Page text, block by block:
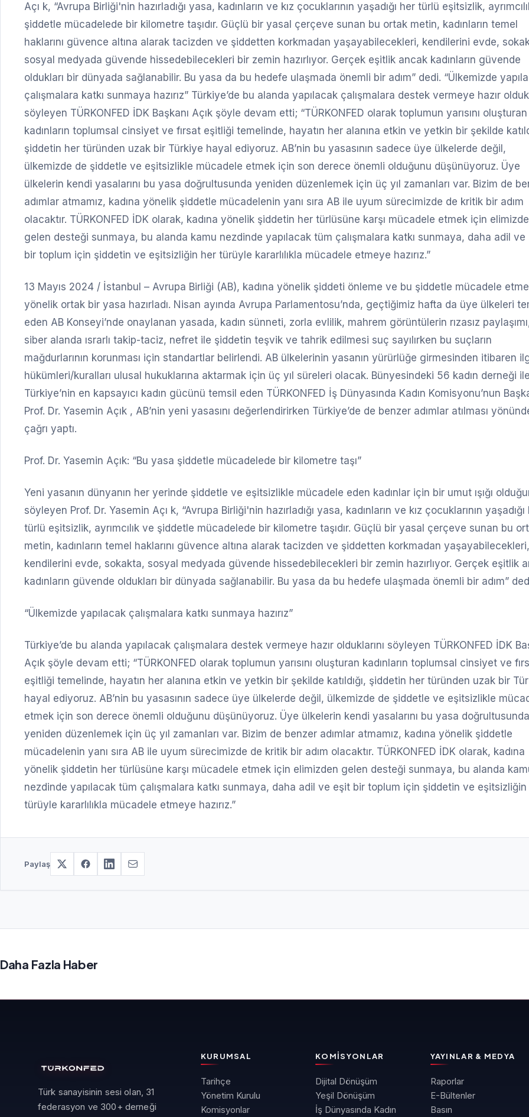
Açı k, “Avrupa Birliği'nin hazırladığı yasa, kadınların ve kız çocuklarının yaşadığı her türlü eşitsizlik,
şiddetle mücadelede bir kilometre taşıdır. Güçlü bir yasal çerçeve sunan bu ortak metin, kadınların temel
haklarını güvence altına alarak tacizden ve şiddetten korkmadan yaşayabilecekleri, kendilerini evde,
sosyal medyada güvende hissedebilecekleri bir zemin hazırlıyor. Gerçek eşitlik ancak kadınların güvende
oldukları bir dünyada sağlanabilir. Bu yasa da bu hedefe ulaşmada önemli bir adım” dedi. “Ülkemizde
çalışmalara katkı sunmaya hazırız” Türkiye’de bu alanda yapılacak çalışmalara destek vermeye hazır
söyleyen TÜRKONFED İDK Başkanı Açık şöyle devam etti; “TÜRKONFED olarak toplumun yarısını oluşturan
kadınların toplumsal cinsiyet ve fırsat eşitliği temelinde, hayatın her alanına etkin ve yetkin bir şekilde
şiddetin her türünden uzak bir Türkiye hayal ediyoruz. AB’nin bu yasasının sadece üye ülkelerde değil,
ülkemizde de şiddetle ve eşitsizlikle mücadele etmek için son derece önemli olduğunu düşünüyoruz. Üye
ülkelerin kendi yasalarını bu yasa doğrultusunda yeniden düzenlemek için üç yıl zamanları var. Bizim de
adımlar atmamız, kadına yönelik şiddetle mücadelenin yanı sıra AB ile uyum sürecimizde de kritik bir adım
olacaktır. TÜRKONFED İDK olarak, kadına yönelik şiddetin her türlüsüne karşı mücadele etmek için
gelen desteği sunmaya, bu alanda kamu nezdinde yapılacak tüm çalışmalara katkı sunmaya, daha adil ve
bir toplum için şiddetin ve eşitsizliğin her türüyle kararlılıkla mücadele etmeye hazırız.”
13 Mayıs 2024 / İstanbul – Avrupa Birliği (AB), kadına yönelik şiddeti önleme ve bu şiddetle mücadele
yönelik ortak bir yasa hazırladı. Nisan ayında Avrupa Parlamentosu’nda, geçtiğimiz hafta da üye ülkeleri
eden AB Konseyi’nde onaylanan yasada, kadın sünneti, zorla evlilik, mahrem görüntülerin rızasız
siber alanda ısrarlı takip-taciz, nefret ile şiddetin teşvik ve tahrik edilmesi suç sayılırken bu suçların
mağdurlarının korunması için standartlar belirlendi. AB ülkelerinin yasanın yürürlüğe girmesinden itibaren
hükümleri/kuralları ulusal hukuklarına aktarmak için üç yıl süreleri olacak. Bünyesindeki 56 kadın derneği
Türkiye’nin en kapsayıcı kadın gücünü temsil eden TÜRKONFED İş Dünyasında Kadın Komisyonu’nun
Prof. Dr. Yasemin Açık , AB’nin yeni yasasını değerlendirirken Türkiye’de de benzer adımlar atılması
çağrı yaptı.
Prof. Dr. Yasemin Açık: “Bu yasa şiddetle mücadelede bir kilometre taşı”
Yeni yasanın dünyanın her yerinde şiddetle ve eşitsizlikle mücadele eden kadınlar için bir umut ışığı
söyleyen Prof. Dr. Yasemin Açı k, “Avrupa Birliği'nin hazırladığı yasa, kadınların ve kız çocuklarının yaşadığı
türlü eşitsizlik, ayrımcılık ve şiddetle mücadelede bir kilometre taşıdır. Güçlü bir yasal çerçeve sunan bu
metin, kadınların temel haklarını güvence altına alarak tacizden ve şiddetten korkmadan yaşayabilecekleri,
kendilerini evde, sokakta, sosyal medyada güvende hissedebilecekleri bir zemin hazırlıyor. Gerçek eşitlik
kadınların güvende oldukları bir dünyada sağlanabilir. Bu yasa da bu hedefe ulaşmada önemli bir adım”
“Ülkemizde yapılacak çalışmalara katkı sunmaya hazırız”
Türkiye’de bu alanda yapılacak çalışmalara destek vermeye hazır olduklarını söyleyen TÜRKONFED İDK
Açık şöyle devam etti; “TÜRKONFED olarak toplumun yarısını oluşturan kadınların toplumsal cinsiyet ve
eşitliği temelinde, hayatın her alanına etkin ve yetkin bir şekilde katıldığı, şiddetin her türünden uzak bir
hayal ediyoruz. AB’nin bu yasasının sadece üye ülkelerde değil, ülkemizde de şiddetle ve eşitsizlikle
etmek için son derece önemli olduğunu düşünüyoruz. Üye ülkelerin kendi yasalarını bu yasa doğrultusunda
yeniden düzenlemek için üç yıl zamanları var. Bizim de benzer adımlar atmamız, kadına yönelik şiddetle
mücadelenin yanı sıra AB ile uyum sürecimizde de kritik bir adım olacaktır. TÜRKONFED İDK olarak, kadına
yönelik şiddetin her türlüsüne karşı mücadele etmek için elimizden gelen desteği sunmaya, bu alanda
nezdinde yapılacak tüm çalışmalara katkı sunmaya, daha adil ve eşit bir toplum için şiddetin ve eşitsizliğin
türüyle kararlılıkla mücadele etmeye hazırız.”
Paylaş
Daha Fazla Haber
Türk sanayisinin sesi olan, 31
federasyon ve 300+ derneği
KURUMSAL
Tarihçe
Yönetim Kurulu
Komisyonlar
KOMISYONLAR
Dijital Dönüşüm
Yeşil Dönüşüm
İş Dünyasında Kadın
YAYINLAR & MEDYA
Raporlar
E-Bültenler
Basın